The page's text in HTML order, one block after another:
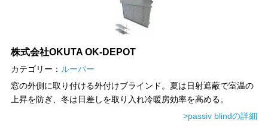
株式会社OKUTA OK-DEPOT
カテゴリー： ルーバー
窓の外側に取り付ける外付けブラインド。夏は日射遮蔽で室温の
上昇を防ぎ、冬は日差しを取り入れ冷暖房効率を高める。
>passiv blindの詳細